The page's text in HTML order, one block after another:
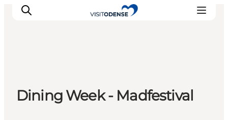
Oplev Odense
Det sker i Odense
Dining Week - Madfestival